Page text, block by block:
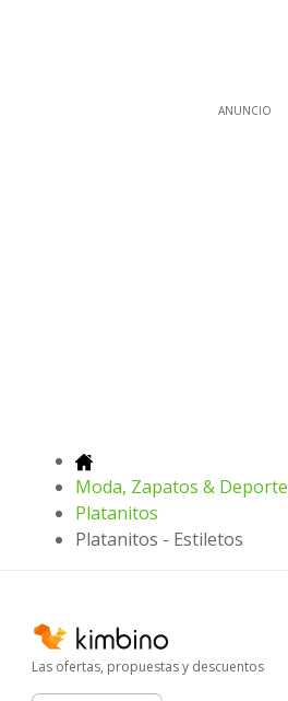
ANUNCIO
Moda, Zapatos & Deporte
Platanitos
Platanitos - Estiletos
Las ofertas, propuestas y descuentos